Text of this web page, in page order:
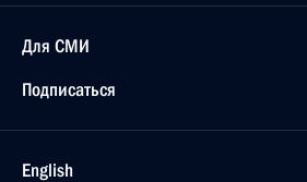
Для СМИ
Подписаться
English